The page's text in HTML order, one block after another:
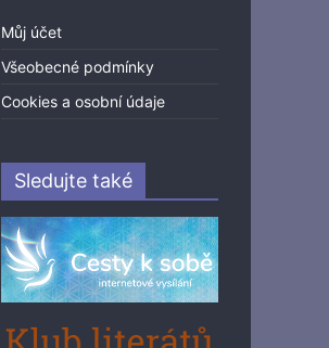
Můj účet
Všeobecné podmínky
Cookies a osobní údaje
Sledujte také